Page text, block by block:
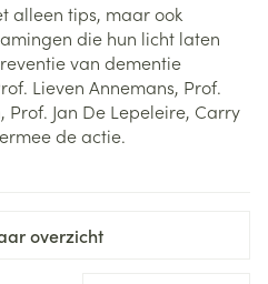
alleen tips, maar ook
die hun licht laten
van dementie
Lieven Annemans, Prof.
Prof. Jan De Lepeleire, Carry
de actie.
overzicht